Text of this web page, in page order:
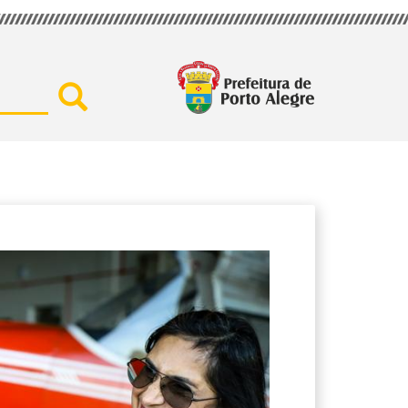
Buscar por secretaria,